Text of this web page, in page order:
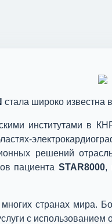
стала широко известна
институтами в
решений
пациента STAR8000,
странах мира.
с использованием